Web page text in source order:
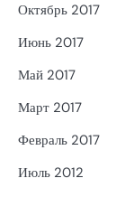
Октябрь 2017
Июнь 2017
Май 2017
Март 2017
Февраль 2017
Июль 2012